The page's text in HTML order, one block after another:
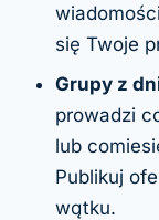
się Twoje
Grupy z
prowadzi
lub
Publikuj
wątku.